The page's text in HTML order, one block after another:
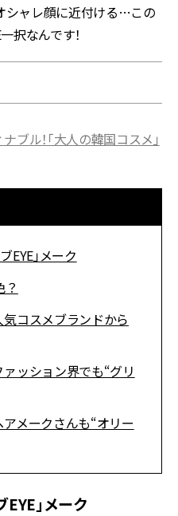
シャレ顔に近付ける…この
択なんです！
ル！「大人の韓国コスメ」
EYE」メーク
コスメブランドから
ッション界でも“グリ
メークさんも“オリー
EYE」メーク